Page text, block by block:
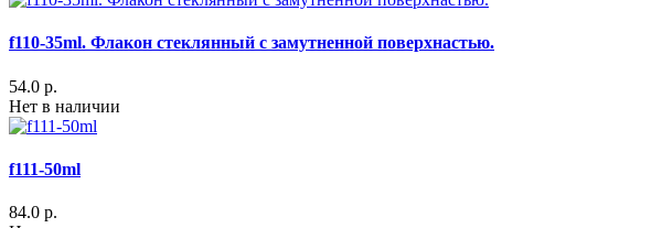
f110-35ml. Флакон стеклянный с замутненной поверхнастью.
54.0 р.
Нет в наличии
f111-50ml
84.0 р.